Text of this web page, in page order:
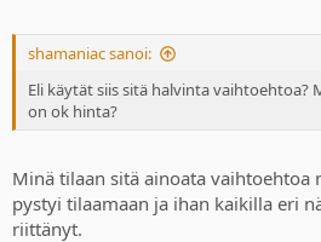
shamaniac sanoi:
Eli käytät siis sitä halvinta vaihtoehtoa?
on ok hinta?
Minä tilaan sitä ainoata vaihtoehtoa
pystyi tilaamaan ja ihan kaikilla eri
riittänyt.